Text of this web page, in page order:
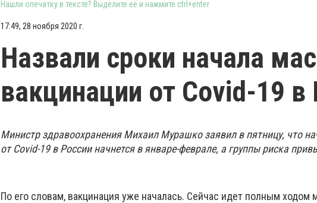
Нашли опечатку в тексте? Выделите её и нажмите ctrl+enter
17:49, 28 ноября 2020 г.
Назвали сроки начала
вакцинации от Covid-19 в
Министр здравоохранения Михаил Мурашко заявил в пятницу, что
от Covid-19 в России начнется в январе-феврале, а группы риска
По его словам, вакцинация уже началась. Сейчас идет полным ходом